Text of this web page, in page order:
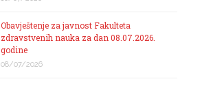
Obavještenje za javnost Fakulteta
zdravstvenih nauka za dan 08.07.2026.
godine
08/07/2026